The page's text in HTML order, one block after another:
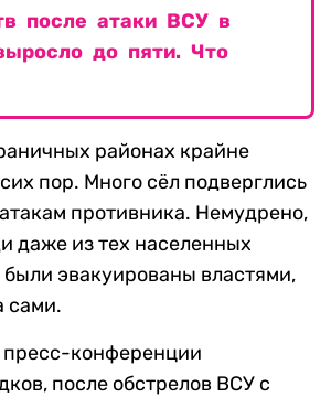
после атаки ВСУ в
до пяти. Что
районах крайне
пор. Много сёл подверглись
противника. Немудрено,
даже из тех населенных
были эвакуированы властями,
сами.
пресс-конференции
после обстрелов ВСУ с